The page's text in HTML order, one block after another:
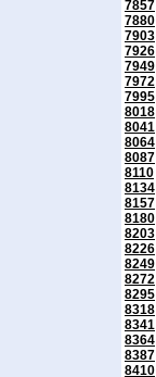
7857
7880
7903
7926
7949
7972
7995
8018
8041
8064
8087
8110
8134
8157
8180
8203
8226
8249
8272
8295
8318
8341
8364
8387
8410